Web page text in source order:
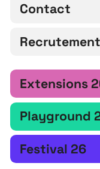
Contact
Recrutement
Extensions
Playground
Festival 26